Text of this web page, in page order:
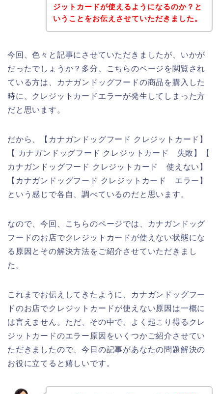
ジットカードが使えるようになるのか？と
いうことをお伝えさせていただきました。
今回、色々と記事にさせていただきましたが、いかが
だったでしょうか？多分、こちらのページを閲覧され
ている方は、カナガンドッグフードの商品を購入した
時に、クレジットカードエラーが発生してしまった方
だと思います。
だから、【カナガンドッグフード クレジットカード】
【 カナガンドッグフード クレジットカード 失敗】【
カナガンドッグフード クレジットカード 使えない】
【カナガンドッグフード クレジットカード エラー】
という感じで各自、調べているのだと思います。
なので、今回、こちらのページでは、カナガンドッグ
フードのお店でクレジットカードが使えない状態にな
る原因とその解決方法をご紹介させていただきまし
た。
これまでお伝えしてきたように、カナガンドッグフー
ドのお店でクレジットカードが使えない原因は一概に
は言えません。ただ、その中で、よく起こり得るクレ
ジットカードのエラー原因をいくつかご紹介させてい
ただきましたので、今日の記事があなたの問題解決の
お役に立てると嬉しいです。